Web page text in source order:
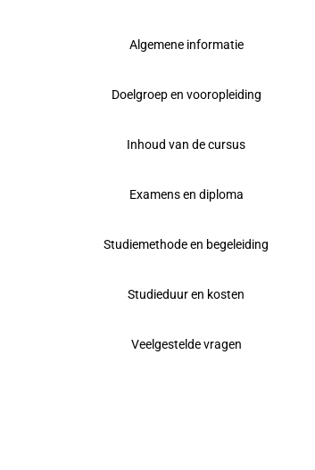
Algemene informatie
Doelgroep en vooropleiding
Inhoud van de cursus
Examens en diploma
Studiemethode en begeleiding
Studieduur en kosten
Veelgestelde vragen